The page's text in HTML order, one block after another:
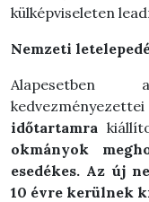
külképviseleten
Nemzeti
Alapesetben
időtartamra
okmányok
esedékes. Az új
10 évre kerülnek